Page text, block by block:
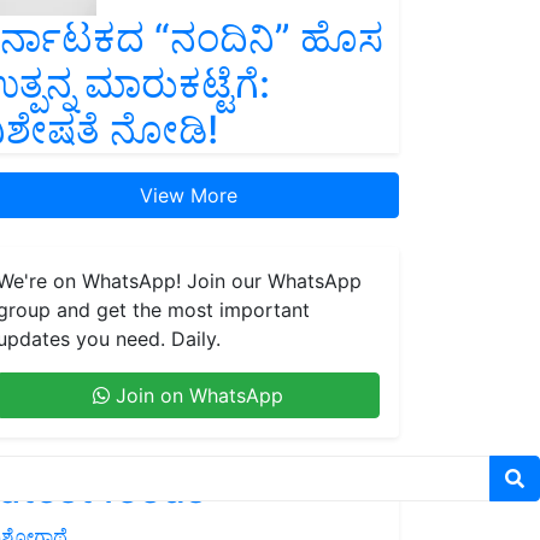
“ನಂದಿನಿ” ಹೊಸ
ಮಾರುಕಟ್ಟೆಗೆ:
ನೋಡಿ!
View More
on WhatsApp! Join our WhatsApp
and get the most important
you need. Daily.
Join on WhatsApp
feeds